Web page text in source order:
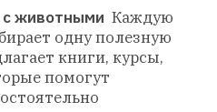
животными Каждую
одну полезную
книги, курсы,
помогут